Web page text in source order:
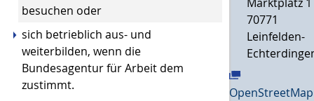
besuchen oder
sich betrieblich aus- und
weiterbilden, wenn die
Bundesagentur für Arbeit dem
zustimmt.
70771
Leinfelden-
OpenStreetMap